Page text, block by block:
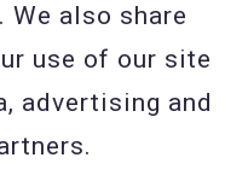
2200
also share
use of our site
advertising and